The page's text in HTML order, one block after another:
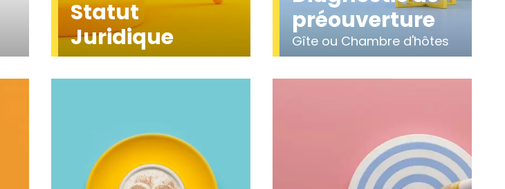
Statut
Juridique
préouverture
Gîte ou Chambre d'hôtes